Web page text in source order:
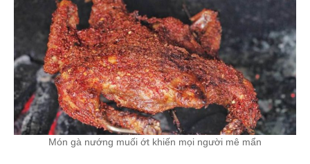
Món gà nướng muối ớt khiến mọi người mê mẩn